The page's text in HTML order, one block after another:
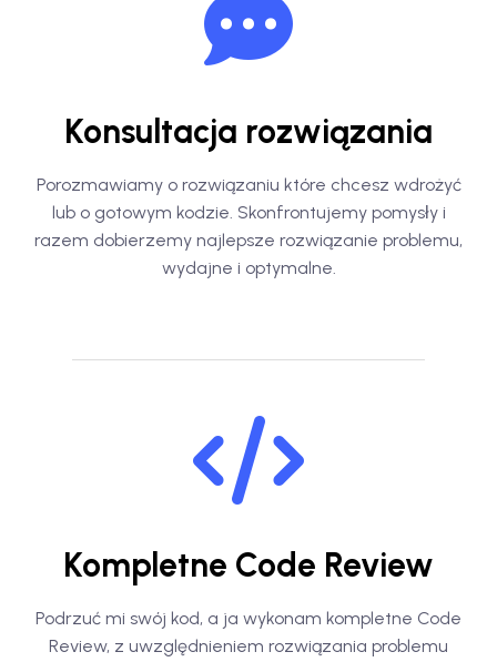
Konsultacja rozwiązania
Porozmawiamy o rozwiązaniu które chcesz wdrożyć
lub o gotowym kodzie. Skonfrontujemy pomysły i
razem dobierzemy najlepsze rozwiązanie problemu,
wydajne i optymalne.
Kompletne Code Review
Podrzuć mi swój kod, a ja wykonam kompletne Code
Review, z uwzględnieniem rozwiązania problemu